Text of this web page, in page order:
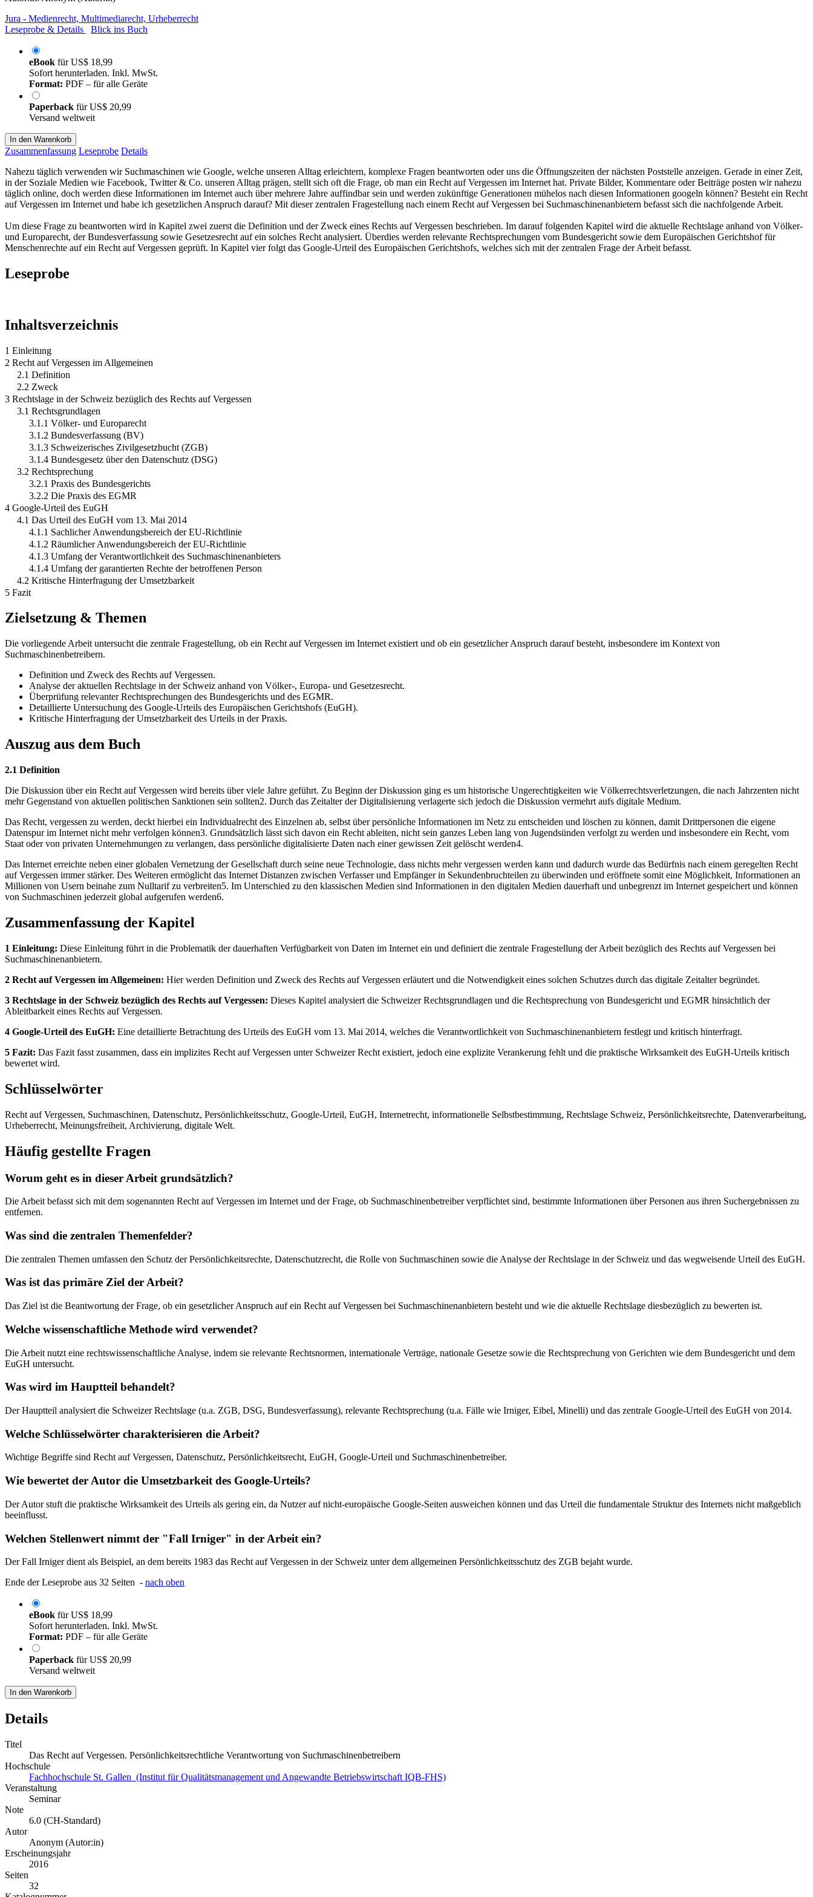
Jura - Medienrecht, Multimediarecht, Urheberrecht
Leseprobe & Details
Blick ins Buch
eBook fürUS$ 18,99
Sofort herunterladen. Inkl. MwSt.
Format: PDF – für alle Geräte
Paperback fürUS$ 20,99
Versand weltweit
In den Warenkorb
Zusammenfassung Leseprobe Details
Nahezu täglich verwenden wir Suchmaschinen wie Google, welche unseren Alltag erleichtern, komplexe Fragen beantworten oder uns die Öffnungszeiten der nächsten Poststelle anzeigen. Gerade in einer Zeit,
in der Soziale Medien wie Facebook, Twitter & Co. unseren Alltag prägen, stellt sich oft die Frage, ob man ein Recht auf Vergessen im Internet hat. Private Bilder, Kommentare oder Beiträge posten wir nahezu
täglich online, doch werden diese Informationen im Internet auch über mehrere Jahre auffindbar sein und werden zukünftige Generationen mühelos nach diesen Informationen googeln können? Besteht ein Recht
auf Vergessen im Internet und habe ich gesetzlichen Anspruch darauf? Mit dieser zentralen Fragestellung nach einem Recht auf Vergessen bei Suchmaschinenanbietern befasst sich die nachfolgende Arbeit.
Um diese Frage zu beantworten wird in Kapitel zwei zuerst die Definition und der Zweck eines Rechts auf Vergessen beschrieben. Im darauf folgenden Kapitel wird die aktuelle Rechtslage anhand von Völker-
und Europarecht, der Bundesverfassung sowie Gesetzesrecht auf ein solches Recht analysiert. Überdies werden relevante Rechtsprechungen vom Bundesgericht sowie dem Europäischen Gerichtshof für
Menschenrechte auf ein Recht auf Vergessen geprüft. In Kapitel vier folgt das Google-Urteil des Europäischen Gerichtshofs, welches sich mit der zentralen Frage der Arbeit befasst.
Leseprobe
Inhaltsverzeichnis
1 Einleitung
2 Recht auf Vergessen im Allgemeinen
2.1 Definition
2.2 Zweck
3 Rechtslage in der Schweiz bezüglich des Rechts auf Vergessen
3.1 Rechtsgrundlagen
3.1.1 Völker- und Europarecht
3.1.2 Bundesverfassung (BV)
3.1.3 Schweizerisches Zivilgesetzbucht (ZGB)
3.1.4 Bundesgesetz über den Datenschutz (DSG)
3.2 Rechtsprechung
3.2.1 Praxis des Bundesgerichts
3.2.2 Die Praxis des EGMR
4 Google-Urteil des EuGH
4.1 Das Urteil des EuGH vom 13. Mai 2014
4.1.1 Sachlicher Anwendungsbereich der EU-Richtlinie
4.1.2 Räumlicher Anwendungsbereich der EU-Richtlinie
4.1.3 Umfang der Verantwortlichkeit des Suchmaschinenanbieters
4.1.4 Umfang der garantierten Rechte der betroffenen Person
4.2 Kritische Hinterfragung der Umsetzbarkeit
5 Fazit
Zielsetzung & Themen
Die vorliegende Arbeit untersucht die zentrale Fragestellung, ob ein Recht auf Vergessen im Internet existiert und ob ein gesetzlicher Anspruch darauf besteht, insbesondere im Kontext von
Suchmaschinenbetreibern.
Definition und Zweck des Rechts auf Vergessen.
Analyse der aktuellen Rechtslage in der Schweiz anhand von Völker-, Europa- und Gesetzesrecht.
Überprüfung relevanter Rechtsprechungen des Bundesgerichts und des EGMR.
Detaillierte Untersuchung des Google-Urteils des Europäischen Gerichtshofs (EuGH).
Kritische Hinterfragung der Umsetzbarkeit des Urteils in der Praxis.
Auszug aus dem Buch
2.1 Definition
Die Diskussion über ein Recht auf Vergessen wird bereits über viele Jahre geführt. Zu Beginn der Diskussion ging es um historische Ungerechtigkeiten wie Völkerrechtsverletzungen, die nach Jahrzenten nicht
mehr Gegenstand von aktuellen politischen Sanktionen sein sollten2. Durch das Zeitalter der Digitalisierung verlagerte sich jedoch die Diskussion vermehrt aufs digitale Medium.
Das Recht, vergessen zu werden, deckt hierbei ein Individualrecht des Einzelnen ab, selbst über persönliche Informationen im Netz zu entscheiden und löschen zu können, damit Drittpersonen die eigene
Datenspur im Internet nicht mehr verfolgen können3. Grundsätzlich lässt sich davon ein Recht ableiten, nicht sein ganzes Leben lang von Jugendsünden verfolgt zu werden und insbesondere ein Recht, vom
Staat oder von privaten Unternehmungen zu verlangen, dass persönliche digitalisierte Daten nach einer gewissen Zeit gelöscht werden4.
Das Internet erreichte neben einer globalen Vernetzung der Gesellschaft durch seine neue Technologie, dass nichts mehr vergessen werden kann und dadurch wurde das Bedürfnis nach einem geregelten Recht
auf Vergessen immer stärker. Des Weiteren ermöglicht das Internet Distanzen zwischen Verfasser und Empfänger in Sekundenbruchteilen zu überwinden und eröffnete somit eine Möglichkeit, Informationen an
Millionen von Usern beinahe zum Nulltarif zu verbreiten5. Im Unterschied zu den klassischen Medien sind Informationen in den digitalen Medien dauerhaft und unbegrenzt im Internet gespeichert und können
von Suchmaschinen jederzeit global aufgerufen werden6.
Zusammenfassung der Kapitel
1 Einleitung: Diese Einleitung führt in die Problematik der dauerhaften Verfügbarkeit von Daten im Internet ein und definiert die zentrale Fragestellung der Arbeit bezüglich des Rechts auf Vergessen bei
Suchmaschinenanbietern.
2 Recht auf Vergessen im Allgemeinen: Hier werden Definition und Zweck des Rechts auf Vergessen erläutert und die Notwendigkeit eines solchen Schutzes durch das digitale Zeitalter begründet.
3 Rechtslage in der Schweiz bezüglich des Rechts auf Vergessen: Dieses Kapitel analysiert die Schweizer Rechtsgrundlagen und die Rechtsprechung von Bundesgericht und EGMR hinsichtlich der
Ableitbarkeit eines Rechts auf Vergessen.
4 Google-Urteil des EuGH: Eine detaillierte Betrachtung des Urteils des EuGH vom 13. Mai 2014, welches die Verantwortlichkeit von Suchmaschinenanbietern festlegt und kritisch hinterfragt.
5 Fazit: Das Fazit fasst zusammen, dass ein implizites Recht auf Vergessen unter Schweizer Recht existiert, jedoch eine explizite Verankerung fehlt und die praktische Wirksamkeit des EuGH-Urteils kritisch
bewertet wird.
Schlüsselwörter
Recht auf Vergessen, Suchmaschinen, Datenschutz, Persönlichkeitsschutz, Google-Urteil, EuGH, Internetrecht, informationelle Selbstbestimmung, Rechtslage Schweiz, Persönlichkeitsrechte, Datenverarbeitung,
Urheberrecht, Meinungsfreiheit, Archivierung, digitale Welt.
Häufig gestellte Fragen
Worum geht es in dieser Arbeit grundsätzlich?
Die Arbeit befasst sich mit dem sogenannten Recht auf Vergessen im Internet und der Frage, ob Suchmaschinenbetreiber verpflichtet sind, bestimmte Informationen über Personen aus ihren Suchergebnissen zu
entfernen.
Was sind die zentralen Themenfelder?
Die zentralen Themen umfassen den Schutz der Persönlichkeitsrechte, Datenschutzrecht, die Rolle von Suchmaschinen sowie die Analyse der Rechtslage in der Schweiz und das wegweisende Urteil des EuGH.
Was ist das primäre Ziel der Arbeit?
Das Ziel ist die Beantwortung der Frage, ob ein gesetzlicher Anspruch auf ein Recht auf Vergessen bei Suchmaschinenanbietern besteht und wie die aktuelle Rechtslage diesbezüglich zu bewerten ist.
Welche wissenschaftliche Methode wird verwendet?
Die Arbeit nutzt eine rechtswissenschaftliche Analyse, indem sie relevante Rechtsnormen, internationale Verträge, nationale Gesetze sowie die Rechtsprechung von Gerichten wie dem Bundesgericht und dem
EuGH untersucht.
Was wird im Hauptteil behandelt?
Der Hauptteil analysiert die Schweizer Rechtslage (u.a. ZGB, DSG, Bundesverfassung), relevante Rechtsprechung (u.a. Fälle wie Irniger, Eibel, Minelli) und das zentrale Google-Urteil des EuGH von 2014.
Welche Schlüsselwörter charakterisieren die Arbeit?
Wichtige Begriffe sind Recht auf Vergessen, Datenschutz, Persönlichkeitsrecht, EuGH, Google-Urteil und Suchmaschinenbetreiber.
Wie bewertet der Autor die Umsetzbarkeit des Google-Urteils?
Der Autor stuft die praktische Wirksamkeit des Urteils als gering ein, da Nutzer auf nicht-europäische Google-Seiten ausweichen können und das Urteil die fundamentale Struktur des Internets nicht maßgeblich
beeinflusst.
Welchen Stellenwert nimmt der "Fall Irniger" in der Arbeit ein?
Der Fall Irniger dient als Beispiel, an dem bereits 1983 das Recht auf Vergessen in der Schweiz unter dem allgemeinen Persönlichkeitsschutz des ZGB bejaht wurde.
Ende der Leseprobe aus 32 Seiten - nach oben
eBook fürUS$ 18,99
Sofort herunterladen. Inkl. MwSt.
Format: PDF – für alle Geräte
Paperback fürUS$ 20,99
Versand weltweit
In den Warenkorb
Details
Titel
Das Recht auf Vergessen. Persönlichkeitsrechtliche Verantwortung von Suchmaschinenbetreibern
Hochschule
Fachhochschule St. Gallen (Institut für Qualitätsmanagement und Angewandte Betriebswirtschaft IQB-FHS)
Veranstaltung
Seminar
Note
6.0 (CH-Standard)
Autor
Anonym (Autor:in)
Erscheinungsjahr
2016
Seiten
32